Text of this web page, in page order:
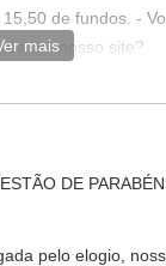
de fundos. -
em nosso site?
necessidade.
na soprojetos:
projeto Caso
projeto responda
uma cotação de
mais
DE
pelo elogio,